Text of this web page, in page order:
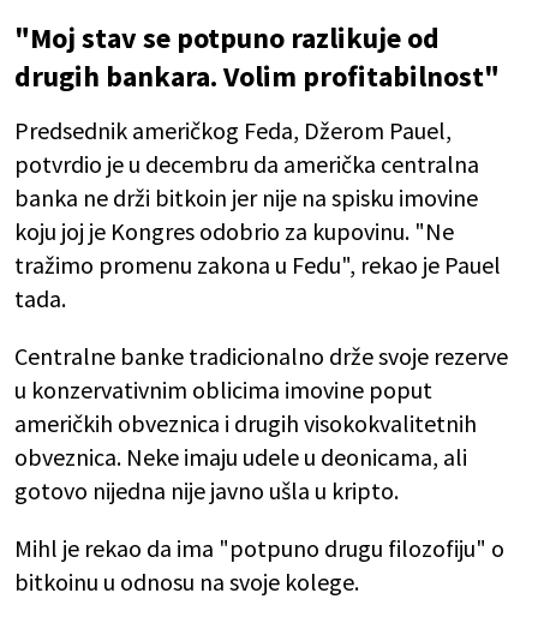
"Moj stav se potpuno razlikuje od
drugih bankara. Volim profitabilnost"
Predsednik američkog Feda, Džerom Pauel,
potvrdio je u decembru da američka centralna
banka ne drži bitkoin jer nije na spisku imovine
koju joj je Kongres odobrio za kupovinu. "Ne
tražimo promenu zakona u Fedu", rekao je Pauel
tada.
Centralne banke tradicionalno drže svoje rezerve
u konzervativnim oblicima imovine poput
američkih obveznica i drugih visokokvalitetnih
obveznica. Neke imaju udele u deonicama, ali
gotovo nijedna nije javno ušla u kripto.
Mihl je rekao da ima "potpuno drugu filozofiju" o
bitkoinu u odnosu na svoje kolege.